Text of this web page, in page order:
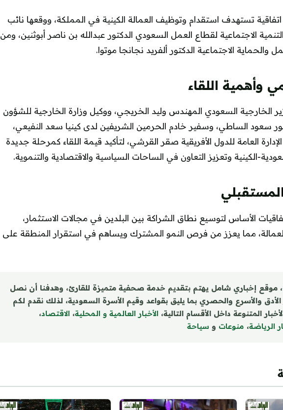
تستهدف استقدام وتوظيف العمالة الكينية في المملكة، ووقعها نائب
الاجتماعية لقطاع العمل السعودي الدكتور عبدالله بن ناصر أبوثنين، ومن
والحماية الاجتماعية الدكتور ألفريد نجانجا موتوا.
وأهمية اللقاء
الخارجية السعودي المهندس وليد الخريجي، ووكيل وزارة الخارجية للشؤون
سعود الساطي، وسفير خادم الحرمين الشريفين لدى كينيا سعد النفيعي،
العامة للدول الأفريقية صقر القرشي، لتأكيد قيمة اللقاء كمرحلة جديدة
وتعزيز التعاون في الساحات السياسية والاقتصادية والتنموية.
الأساس لتوسيع نطاق الشراكة بين البلدين في مجالات الاستثمار،
مما يعزز من فرص النمو المشترك ويساهم في استقرار المنطقة على
، موقع إخباري شامل يهتم بتقديم خدمة صحفية متميزة للقارئ، وهدفنا أن نصل
الأدق والأسرع والحصري بما يليق بقواعد وقيم الأسرة السعودية، لذلك نقدم لكم
المتنوعة داخل الأقسام التالية، الأخبار العالمية و المحلية، الاقتصاد،
الرياضة، منوعات و سياحة